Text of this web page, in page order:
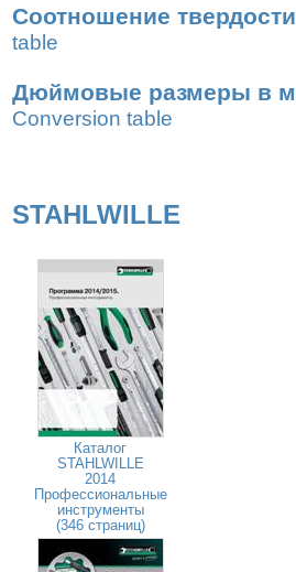
Соотношение твердости
table
Дюймовые размеры в
Conversion table
STAHLWILLE
Каталог
STAHLWILLE
2014
Профессиональные
инструменты
(346 страниц)